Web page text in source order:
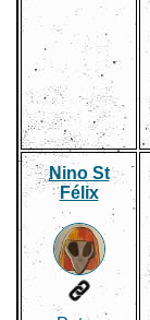
Nino St
Félix